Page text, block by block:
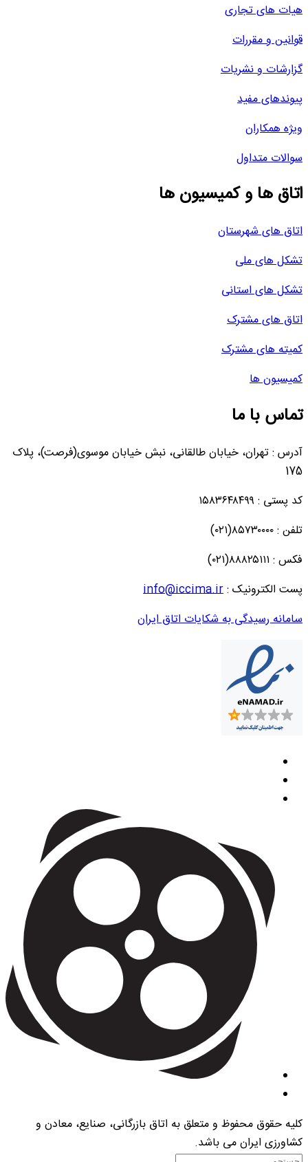
هیات های تجاری
قوانین و مقررات
گزارشات و نشریات
پیوندهای مفید
ویژه همکاران
سوالات متداول
اتاق ها و کمیسیون ها
اتاق های شهرستان
تشکل های ملی
تشکل های استانی
اتاق های مشترک
کمیته های مشترک
کمیسیون ها
تماس با ما
آدرس : تهران، خیابان طالقانی، نبش خیابان موسوی(فرصت)، پلاک
175
کد پستی : ۱۵۸۳۶۴۸۴۹۹
تلفن : ۸۵۷۳۰۰۰۰(۰۲۱)
فکس : ۸۸۸۲۵۱۱۱(۰۲۱)
پست الکترونیک :info@iccima.ir
سامانه رسیدگی به شکایات اتاق ایران
کلیه حقوق محفوظ و متعلق به اتاق بازرگانی، صنایع، معادن و
کشاورزی ایران می باشد.